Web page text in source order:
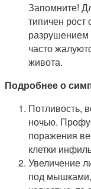
Запомните!
типичен рост
разрушением
часто
живота.
Подробнее о
Потливость,
ночью.
поражения
клетки
Увеличение
под